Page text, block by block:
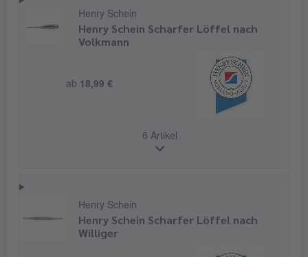
Henry Schein
Henry Schein Scharfer Löffel nach
Volkmann
ab 18,99 €
6 Artikel
Henry Schein
Henry Schein Scharfer Löffel nach
Williger